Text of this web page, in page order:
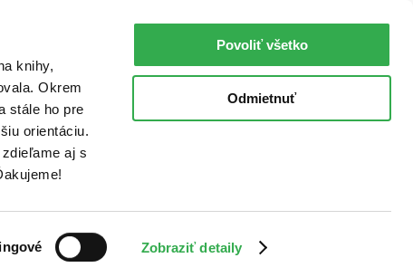
knihy,
Okrem
stále ho pre
orientáciu.
aj s
Zobraziť detaily
Povoliť všetko
Odmietnuť